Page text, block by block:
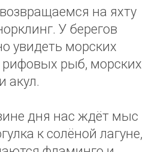
на яхту
У берегов
увидеть морских
рифовых рыб, морских
акул.
дня нас ждёт мыс
к солёной лагуне,